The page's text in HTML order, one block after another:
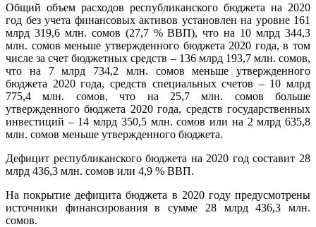
Общий объем расходов республиканского бюджета на 2020
год без учета финансовых активов установлен на уровне 161
млрд 319,6 млн. сомов (27,7 % ВВП), что на 10 млрд 344,3
млн. сомов меньше утвержденного бюджета 2020 года, в том
числе за счет бюджетных средств – 136 млрд 193,7 млн. сомов,
что на 7 млрд 734,2 млн. сомов меньше утвержденного
бюджета 2020 года, средств специальных счетов – 10 млрд
775,4 млн. сомов, что на 25,7 млн. сомов больше
утвержденного бюджета 2020 года, средств государственных
инвестиций – 14 млрд 350,5 млн. сомов или на 2 млрд 635,8
млн. сомов меньше утвержденного бюджета.
Дефицит республиканского бюджета на 2020 год составит 28
млрд 436,3 млн. сомов или 4,9 % ВВП.
На покрытие дефицита бюджета в 2020 году предусмотрены
источники финансирования в сумме 28 млрд 436,3 млн.
сомов.